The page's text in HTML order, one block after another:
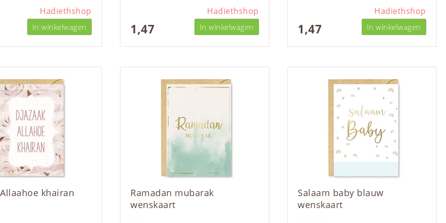
Hadiethshop
In winkelwagen
Hadiethshop
1,47 In winkelwagen
Hadiethshop
1,47 In winkelwagen
khairan
Ramadan mubarak
wenskaart
Salaam baby blauw
wenskaart